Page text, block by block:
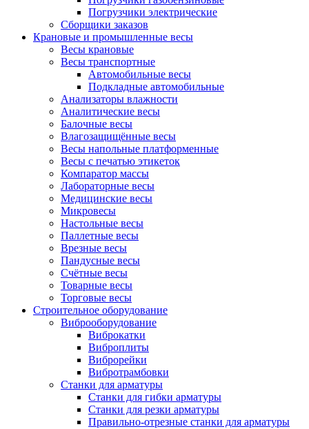
Погрузчики электрические
Сборщики заказов
Крановые и промышленные весы
Весы крановые
Весы транспортные
Автомобильные весы
Подкладные автомобильные
Анализаторы влажности
Аналитические весы
Балочные весы
Влагозащищённые весы
Весы напольные платформенные
Весы с печатью этикеток
Компаратор массы
Лабораторные весы
Медицинские весы
Микровесы
Настольные весы
Паллетные весы
Врезные весы
Пандусные весы
Счётные весы
Товарные весы
Торговые весы
Строительное оборудование
Виброоборудование
Виброкатки
Виброплиты
Виброрейки
Вибротрамбовки
Станки для арматуры
Станки для гибки арматуры
Станки для резки арматуры
Правильно-отрезные станки для арматуры